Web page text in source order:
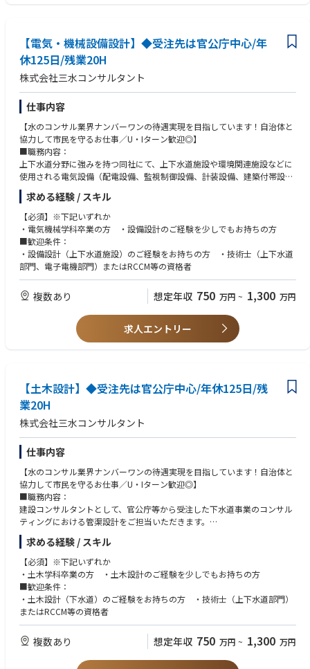
■同社について：
三水コンサルタントは50年以上、上水道・下水道・工業用水道の三つの水
に関する事業を展開しています。
「2025年日経コンストラクション」の建設コンサルタント部門売上高ラン
キング下水道部門、上水道部門でトップクラス！
また、女性の60％以上が技術職、2024年に続き2025年にも健康経営優良
法人継続認定済みと、働きやすさも自慢◎
・現場責任者として、品質管理、工程管理などを担っていただける方
【電気・機械設備設計】◆受注先は官公庁中心/年
休125日/残業20H
株式会社三水コンサルタント
仕事内容
【水のコンサル業界ナンバーワンの待遇実現を目指しています！自治体と
協力して市民を守るお仕事／U・Iターン歓迎◎】
■職務内容：
上下水道分野に強みを持つ同社にて、上下水道施設や環境関連施設などに
使用される電気設備（配電設備、監視制御設備、計装設備、建築付帯設備
等）、機械設備（空調、照明）の設計業務に携わっていただきます。
【具体的には】
・調査、診断
・法手続
・基本構想および基本計画策定
・基本設計、詳細設計 など
※新規案件が2割、既存案件が8割程度となります。
三水コンサルタントは50年以上、上水道・下水道・工業用水道の三つの水
に関する事業を展開しています。
「2025年日経コンストラクション」の建設コンサルタント部門売上高ラン
キング下水道部門、上水道部門でトップクラス！
また、女性の60％以上が技術職、2024年に続き2025年にも健康経営優良
求める経験 / スキル
【必須】※下記いずれか
・電気機械学科卒業の方 ・設備設計のご経験を少しでもお持ちの方
■歓迎条件：
・設備設計（上下水道施設）のご経験をお持ちの方 ・技術士（上下水道
部門、電子電機部門）またはRCCM等の資格者
複数あり 想定年収 750 万円 ~ 1,300 万円
求人エントリー
【土木設計】◆受注先は官公庁中心/年休125日/残
業20H
株式会社三水コンサルタント
仕事内容
【水のコンサル業界ナンバーワンの待遇実現を目指しています！自治体と
協力して市民を守るお仕事／U・Iターン歓迎◎】
■職務内容：
建設コンサルタントとして、官公庁等から受注した下水道事業のコンサル
ティングにおける管渠設計をご担当いただきます。
※設計対象…下水処理施設・下水道管渠
■職務の特徴：
・下水処理場の建設、河川の整備等に伴う調査、計画、設計業務を行って
いただきます。主要顧客である官公庁の担当者と上下水道事業の案件につ
いて、今後どのように取り組むのが最善かを検討し、プランニングしてい
ただきます。
■同社について：
に関する事業を展開しています。
「2025年日経コンストラクション」の建設コンサルタント部門売上高ラン
キング下水道部門、上水道部門でトップクラス！
求める経験 / スキル
【必須】※下記いずれか
・土木学科卒業の方 ・土木設計のご経験を少しでもお持ちの方
■歓迎条件：
・土木設計（下水道）のご経験をお持ちの方 ・技術士（上下水道部門）
またはRCCM等の資格者
複数あり 想定年収 750 万円 ~ 1,300 万円